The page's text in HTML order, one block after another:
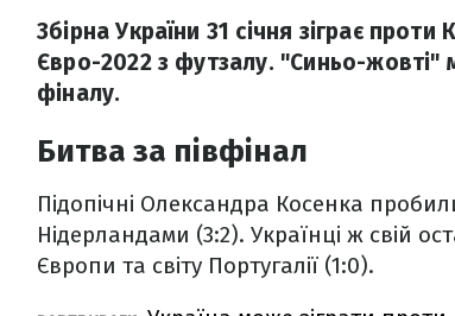
Збірна України 31 січня зіграє
Євро-2022 з футзалу. "Синьо-жовті"
фіналу.
Битва за півфінал
Підопічні Олександра Косенка
Нідерландами (3:2). Українці ж свій
Європи та світу Португалії (1:0).